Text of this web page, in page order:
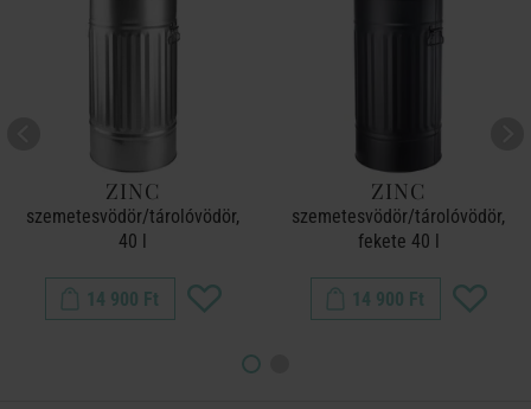
ZINC
szemetesvödör/tárolóvödör,
40 l
14 900 Ft
ZINC
szemetesvödör/tárolóvödör,
fekete 40 l
14 900 Ft